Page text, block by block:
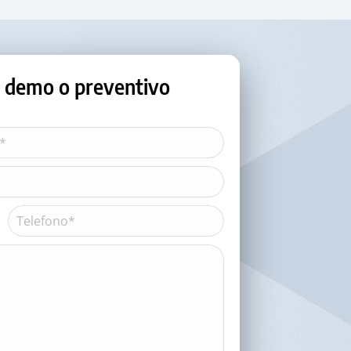
o preventivo
Telefono*
(Obbligatorio)